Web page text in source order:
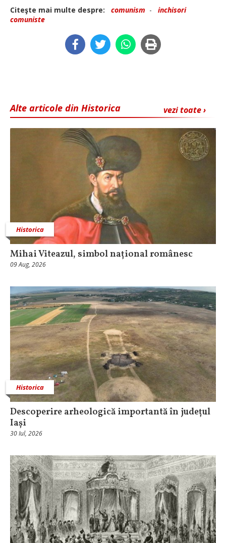
Citeşte mai multe despre: comunism - inchisori
comuniste
vezi toate ›
Alte articole din Historica
Historica
Mihai Viteazul, simbol național românesc
09 Aug, 2026
Historica
Descoperire arheologică importantă în județul
Iași
30 Iul, 2026